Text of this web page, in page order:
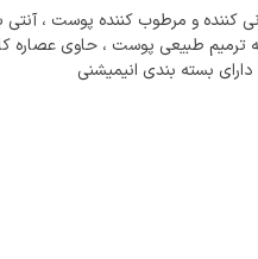
کننده و مرطوب کننده پوست ،
بسته بندی انیمیشنی